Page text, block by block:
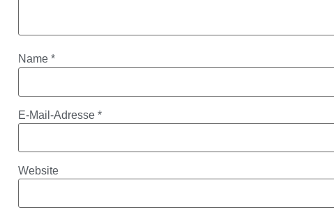
Name *
E-Mail-Adresse *
Website